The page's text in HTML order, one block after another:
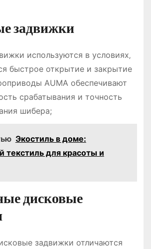
задвижки
используются в условиях‚
быстрое открытие и закрытие
AUMA обеспечивают
срабатывания и точность
шибера;
Экостиль в доме:
текстиль для красоты и
дисковые
задвижки отличаются